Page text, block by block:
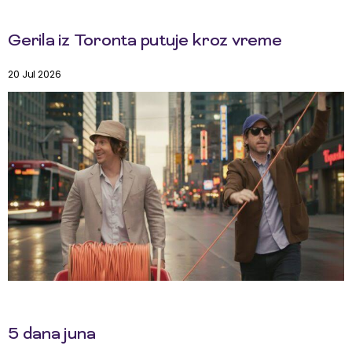
Gerila iz Toronta putuje kroz vreme
20 Jul 2026
5 dana juna